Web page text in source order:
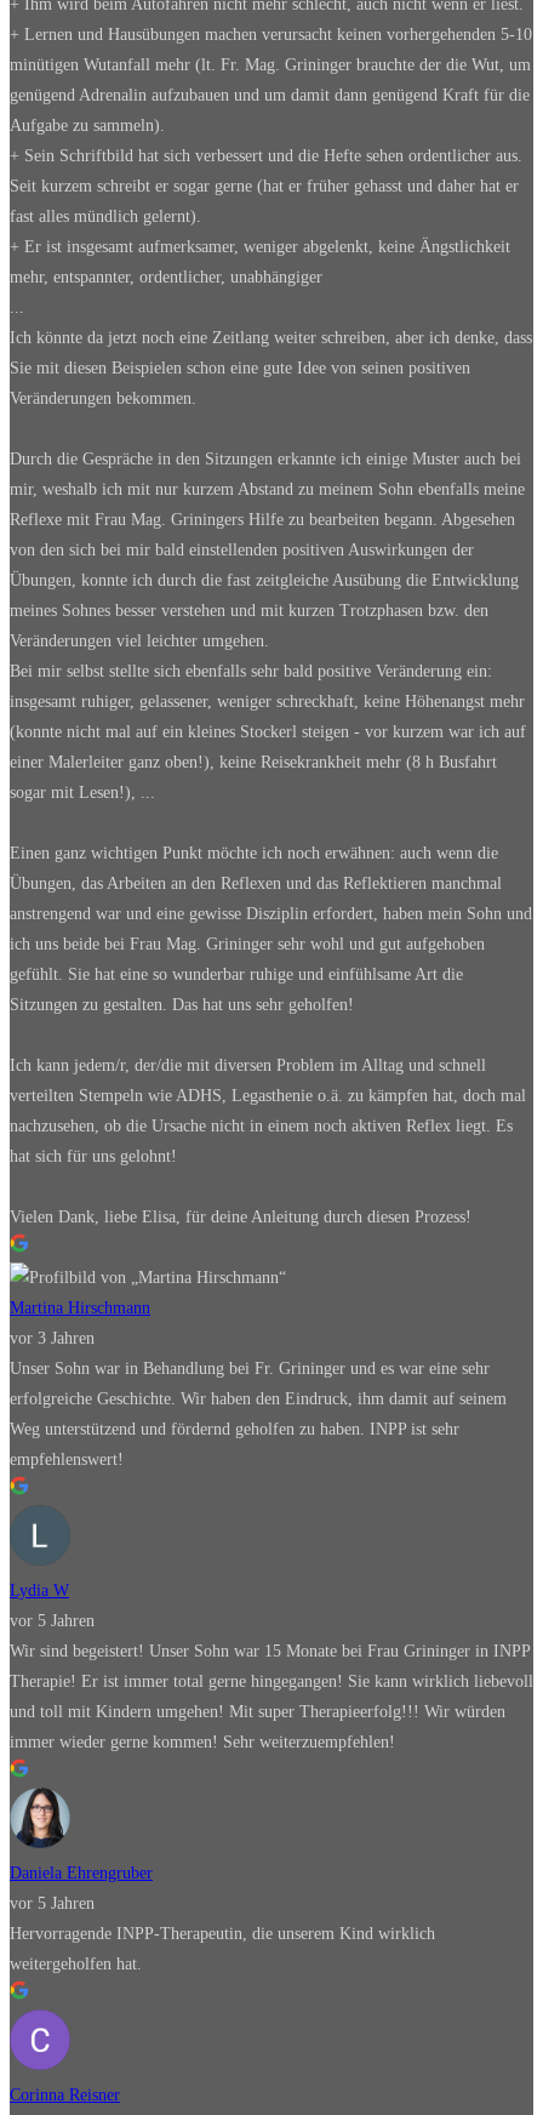
+ Ihm wird beim Autofahren nicht mehr schlecht, auch nicht wenn er liest.
+ Lernen und Hausübungen machen verursacht keinen vorhergehenden 5-10
minütigen Wutanfall mehr (lt. Fr. Mag. Grininger brauchte der die Wut, um
genügend Adrenalin aufzubauen und um damit dann genügend Kraft für die
Aufgabe zu sammeln).
+ Sein Schriftbild hat sich verbessert und die Hefte sehen ordentlicher aus.
Seit kurzem schreibt er sogar gerne (hat er früher gehasst und daher hat er
fast alles mündlich gelernt).
+ Er ist insgesamt aufmerksamer, weniger abgelenkt, keine Ängstlichkeit
mehr, entspannter, ordentlicher, unabhängiger
...
Ich könnte da jetzt noch eine Zeitlang weiter schreiben, aber ich denke, dass
Sie mit diesen Beispielen schon eine gute Idee von seinen positiven
Veränderungen bekommen.
Durch die Gespräche in den Sitzungen erkannte ich einige Muster auch bei
mir, weshalb ich mit nur kurzem Abstand zu meinem Sohn ebenfalls meine
Reflexe mit Frau Mag. Griningers Hilfe zu bearbeiten begann. Abgesehen
von den sich bei mir bald einstellenden positiven Auswirkungen der
Übungen, konnte ich durch die fast zeitgleiche Ausübung die Entwicklung
meines Sohnes besser verstehen und mit kurzen Trotzphasen bzw. den
Veränderungen viel leichter umgehen.
Bei mir selbst stellte sich ebenfalls sehr bald positive Veränderung ein:
insgesamt ruhiger, gelassener, weniger schreckhaft, keine Höhenangst mehr
(konnte nicht mal auf ein kleines Stockerl steigen - vor kurzem war ich auf
einer Malerleiter ganz oben!), keine Reisekrankheit mehr (8 h Busfahrt
sogar mit Lesen!), ...
Einen ganz wichtigen Punkt möchte ich noch erwähnen: auch wenn die
Übungen, das Arbeiten an den Reflexen und das Reflektieren manchmal
anstrengend war und eine gewisse Disziplin erfordert, haben mein Sohn und
ich uns beide bei Frau Mag. Grininger sehr wohl und gut aufgehoben
gefühlt. Sie hat eine so wunderbar ruhige und einfühlsame Art die
Sitzungen zu gestalten. Das hat uns sehr geholfen!
Ich kann jedem/r, der/die mit diversen Problem im Alltag und schnell
verteilten Stempeln wie ADHS, Legasthenie o.ä. zu kämpfen hat, doch mal
nachzusehen, ob die Ursache nicht in einem noch aktiven Reflex liegt. Es
hat sich für uns gelohnt!
Vielen Dank, liebe Elisa, für deine Anleitung durch diesen Prozess!
Martina Hirschmann
vor 3 Jahren
Unser Sohn war in Behandlung bei Fr. Grininger und es war eine sehr
erfolgreiche Geschichte. Wir haben den Eindruck, ihm damit auf seinem
Weg unterstützend und fördernd geholfen zu haben. INPP ist sehr
empfehlenswert!
Lydia W
vor 5 Jahren
Wir sind begeistert! Unser Sohn war 15 Monate bei Frau Grininger in INPP
Therapie! Er ist immer total gerne hingegangen! Sie kann wirklich liebevoll
und toll mit Kindern umgehen! Mit super Therapieerfolg!!! Wir würden
immer wieder gerne kommen! Sehr weiterzuempfehlen!
Daniela Ehrengruber
vor 5 Jahren
Hervorragende INPP-Therapeutin, die unserem Kind wirklich
weitergeholfen hat.
Corinna Reisner